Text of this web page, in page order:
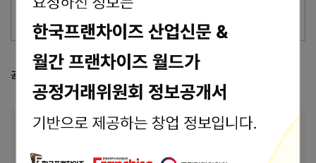
공정거래위원회 등록 정보
본사 안내
본사상호